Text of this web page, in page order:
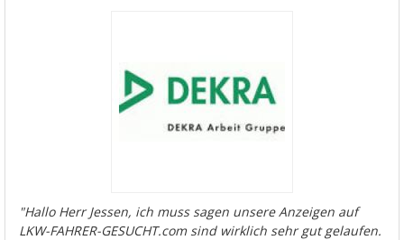
"Hallo Herr Jessen, ich muss sagen unsere Anzeigen auf
LKW-FAHRER-GESUCHT.com sind wirklich sehr gut gelaufen.